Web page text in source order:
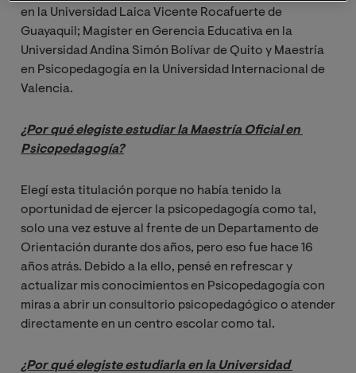
en la Universidad Laica Vicente Rocafuerte de
Guayaquil; Magister en Gerencia Educativa en la
Universidad Andina Simón Bolívar de Quito y Maestría
en Psicopedagogía en la Universidad Internacional de
Valencia.
¿Por qué elegiste estudiar la Maestría Oficial en
Psicopedagogía?
Elegí esta titulación porque no había tenido la
oportunidad de ejercer la psicopedagogía como tal,
solo una vez estuve al frente de un Departamento de
Orientación durante dos años, pero eso fue hace 16
años atrás. Debido a la ello, pensé en refrescar y
actualizar mis conocimientos en Psicopedagogía con
miras a abrir un consultorio psicopedagógico o atender
directamente en un centro escolar como tal.
¿Por qué elegiste estudiarla en la Universidad